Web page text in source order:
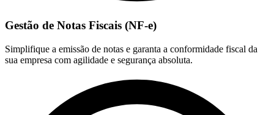
Gestão de Notas Fiscais (NF-e)
Simplifique a emissão de notas e garanta a conformidade fiscal da
sua empresa com agilidade e segurança absoluta.